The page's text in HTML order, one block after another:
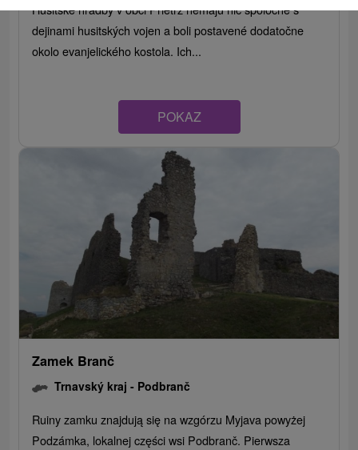
Husitské hradby v obci Prietrž nemajú nič spoločné s
dejinami husitských vojen a boli postavené dodatočne
okolo evanjelického kostola. Ich...
POKAZ
Zamek Branč
Trnavský kraj - Podbranč
Ruiny zamku znajdują się na wzgórzu Myjava powyżej
Podzámka, lokalnej części wsi Podbranč. Pierwsza